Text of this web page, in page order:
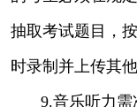
抽取考试题目，
时录制并上传其
9.音乐听力